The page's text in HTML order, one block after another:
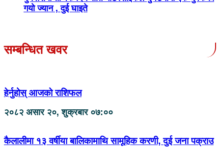
गयो ज्यान , दुई घाइते
सम्बन्धित खवर
हेर्नुहोस् आजको राशिफल
२०८२ असार २०, शुक्रबार ०७:००
कैलालीमा १३ वर्षीया बालिकामाथि सामूहिक करणी, दुई जना पक्राउ